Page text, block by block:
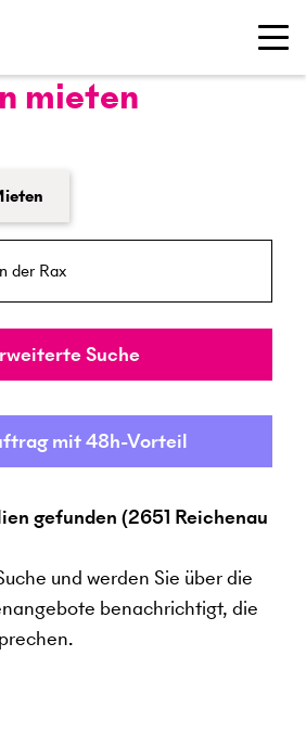
mieten
Suche
mit 48h-Vorteil
gefunden (2651 Reichenau
und werden Sie über die
benachrichtigt, die